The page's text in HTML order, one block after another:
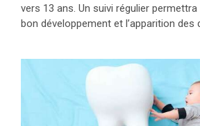
vers 13 ans. Un suivi régulier
bon développement et l’apparition des